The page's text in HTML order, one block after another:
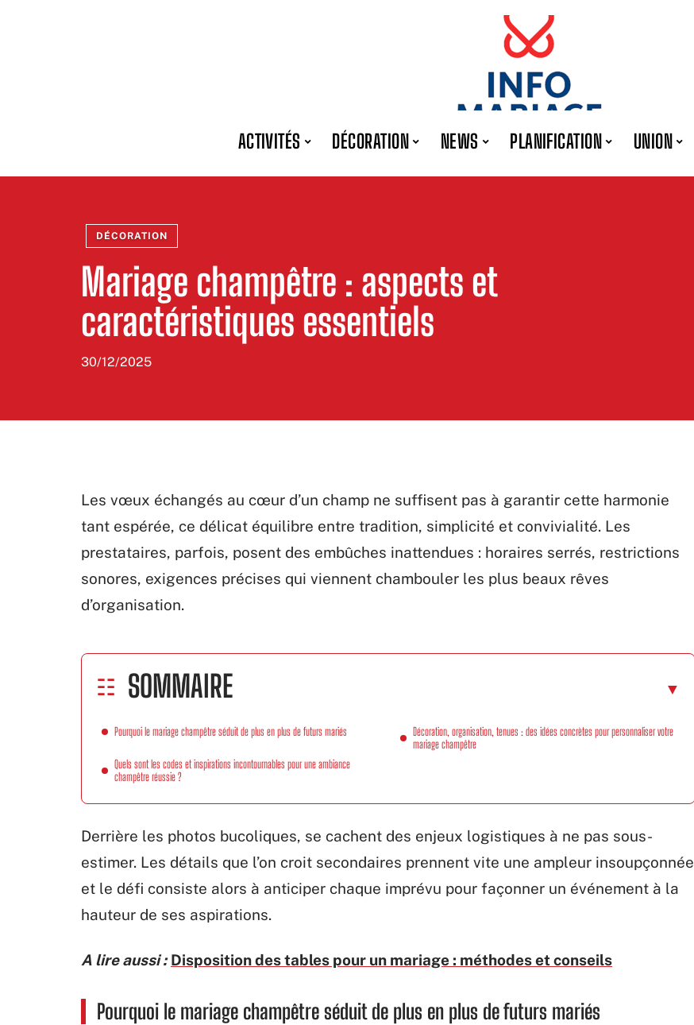
ACTIVITÉS DÉCORATION NEWS PLANIFICATION UNION
DÉCORATION
Mariage champêtre : aspects et
caractéristiques essentiels
30/12/2025
Les vœux échangés au cœur d’un champ ne suffisent pas à garantir cette harmonie
tant espérée, ce délicat équilibre entre tradition, simplicité et convivialité. Les
prestataires, parfois, posent des embûches inattendues : horaires serrés, restrictions
sonores, exigences précises qui viennent chambouler les plus beaux rêves
d’organisation.
SOMMAIRE
Pourquoi le mariage champêtre séduit de plus en plus de futurs mariés
Quels sont les codes et inspirations incontournables pour une ambiance
champêtre réussie ?
Décoration, organisation, tenues : des idées concrètes pour personnaliser votre
mariage champêtre
Derrière les photos bucoliques, se cachent des enjeux logistiques à ne pas sous-
estimer. Les détails que l’on croit secondaires prennent vite une ampleur insoupçonnée
et le défi consiste alors à anticiper chaque imprévu pour façonner un événement à la
hauteur de ses aspirations.
A lire aussi : Disposition des tables pour un mariage : méthodes et conseils
Pourquoi le mariage champêtre séduit de plus en plus de futurs mariés